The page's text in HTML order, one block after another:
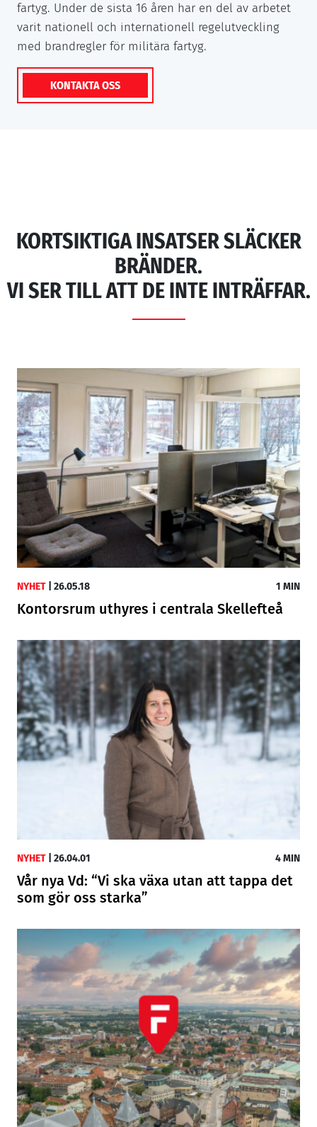
fartyg. Under de sista 16 åren har en del av arbetet
varit nationell och internationell regelutveckling
med brandregler för militära fartyg.
KONTAKTA OSS
KORTSIKTIGA INSATSER SLÄCKER
BRÄNDER.
VI SER TILL ATT DE INTE INTRÄFFAR.
NYHET 26.05.18 1 MIN
Kontorsrum uthyres i centrala Skellefteå
NYHET 26.04.01 4 MIN
Vår nya Vd: “Vi ska växa utan att tappa det
som gör oss starka”